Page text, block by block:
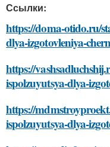
Ссылки:
https://doma-otido.ru/
dlya-izgotovleniya-
https://
ispolzuyutsya-dlya-
https://
ispolzuyutsya-dlya-